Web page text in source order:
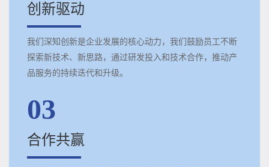
创新驱动
我们深知创新是企业发展的核心动力，我们鼓励员工不断
探索新技术、新思路，通过研发投入和技术合作，推动产
品服务的持续迭代和升级。
03
合作共赢